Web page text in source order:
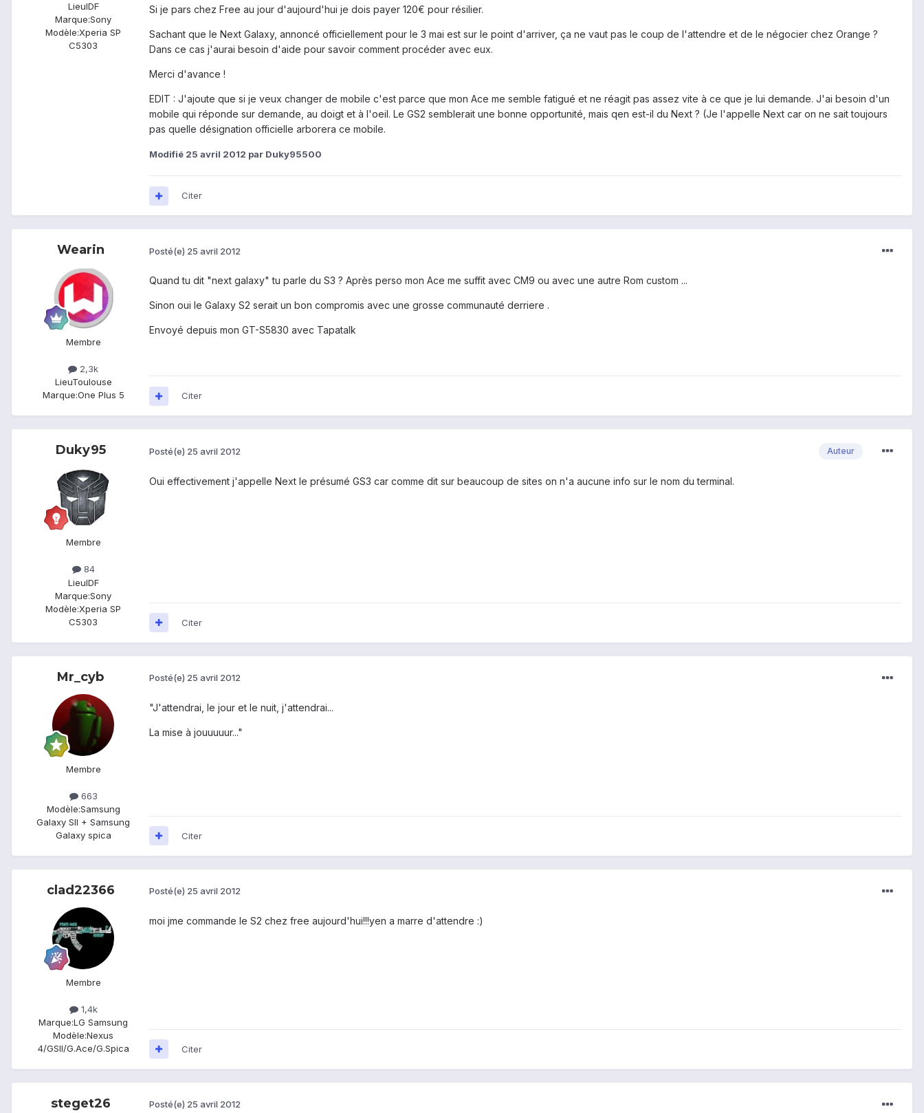
LieuIDF
Marque:Sony
Modèle:Xperia SP
C5303
Si je pars chez Free au jour d'aujourd'hui je dois payer 120€ pour résilier.
Sachant que le Next Galaxy, annoncé officiellement pour le 3 mai est sur le point d'arriver, ça ne vaut pas le coup de l'attendre et de le négocier chez Orange ?
Dans ce cas j'aurai besoin d'aide pour savoir comment procéder avec eux.
Merci d'avance !
EDIT : J'ajoute que si je veux changer de mobile c'est parce que mon Ace me semble fatigué et ne réagit pas assez vite à ce que je lui demande. J'ai besoin d'un
mobile qui réponde sur demande, au doigt et à l'oeil. Le GS2 semblerait une bonne opportunité, mais qen est-il du Next ? (Je l'appelle Next car on ne sait toujours
pas quelle désignation officielle arborera ce mobile.
Modifié 25 avril 2012 par Duky95500
Citer
Wearin
Membre
2,3k
LieuToulouse
Marque:One Plus 5
Posté(e) 25 avril 2012
Quand tu dit "next galaxy" tu parle du S3 ? Après perso mon Ace me suffit avec CM9 ou avec une autre Rom custom ...
Sinon oui le Galaxy S2 serait un bon compromis avec une grosse communauté derriere .
Envoyé depuis mon GT-S5830 avec Tapatalk
Citer
Duky95
Membre
84
LieuIDF
Marque:Sony
Modèle:Xperia SP
C5303
Auteur
Posté(e) 25 avril 2012
Oui effectivement j'appelle Next le présumé GS3 car comme dit sur beaucoup de sites on n'a aucune info sur le nom du terminal.
Citer
Mr_cyb
Membre
663
Modèle:Samsung
Galaxy SII + Samsung
Galaxy spica
Posté(e) 25 avril 2012
"J'attendrai, le jour et le nuit, j'attendrai...
La mise à jouuuuur..."
Citer
clad22366
Membre
1,4k
Marque:LG Samsung
Modèle:Nexus
4/GSII/G.Ace/G.Spica
Posté(e) 25 avril 2012
moi jme commande le S2 chez free aujourd'hui!!!yen a marre d'attendre :)
Citer
steget26 Posté(e) 25 avril 2012